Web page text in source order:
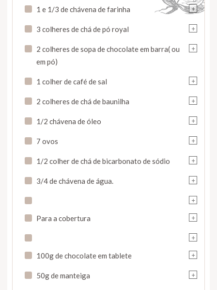
+
1 e 1/3 de chávena de farinha
+
3 colheres de chá de pó royal
+
2 colheres de sopa de chocolate em barra( ou
em pó)
+
1 colher de café de sal
+
2 colheres de chá de baunilha
+
1/2 chávena de óleo
+
7 ovos
+
1/2 colher de chá de bicarbonato de sódio
+
3/4 de chávena de água.
+
+
Para a cobertura
+
+
100g de chocolate em tablete
+
50g de manteiga